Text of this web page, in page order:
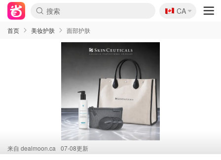
🇨🇦
CA
首页 美妆护肤 面部护肤
来自 dealmoon.ca 07-08更新